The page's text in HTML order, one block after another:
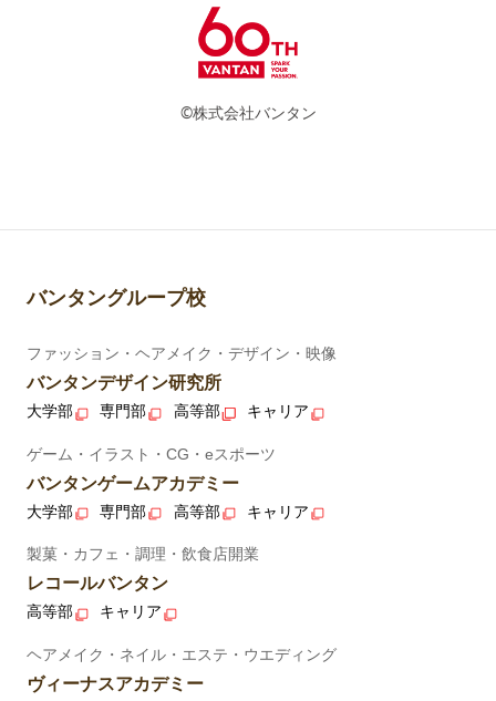
©株式会社バンタン
バンタングループ校
ファッション・ヘアメイク・デザイン・映像
バンタンデザイン研究所
大学部 専門部 高等部 キャリア
ゲーム・イラスト・CG・eスポーツ
バンタンゲームアカデミー
大学部 専門部 高等部 キャリア
製菓・カフェ・調理・飲食店開業
レコールバンタン
高等部 キャリア
ヘアメイク・ネイル・エステ・ウエディング
ヴィーナスアカデミー